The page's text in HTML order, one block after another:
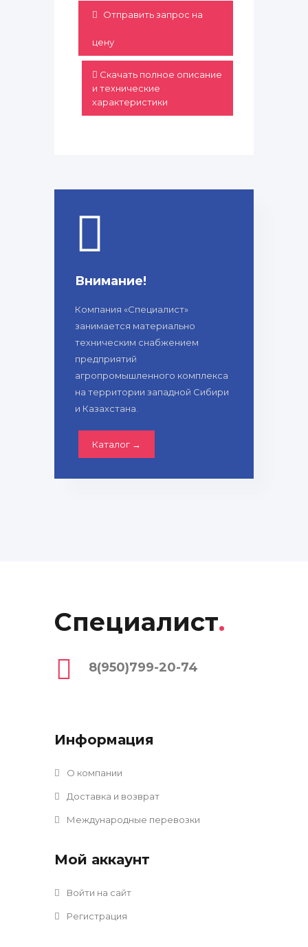
Отправить запрос на
цену
Скачать полное описание
и технические
характеристики
Внимание!
Компания «Специалист»
занимается материально
техническим снабжением
предприятий
агропромышленного комплекса
на территории западной Сибири
и Казахстана.
Каталог →
Специалист.
8(950)799-20-74
Информация
О компании
Доставка и возврат
Международные перевозки
Мой аккаунт
Войти на сайт
Регистрация